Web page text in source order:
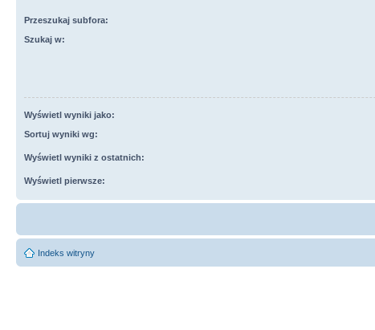
Przeszukaj subfora:
Szukaj w:
Wyświetl wyniki jako:
Sortuj wyniki wg:
Wyświetl wyniki z ostatnich:
Wyświetl pierwsze:
Indeks witryny